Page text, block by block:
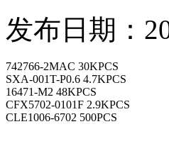
发布日期：
742766-2MAC 30KPCS
SXA-001T-P0.6 4.7KPCS
16471-M2 48KPCS
CFX5702-0101F 2.9KPCS
CLE1006-6702 500PCS